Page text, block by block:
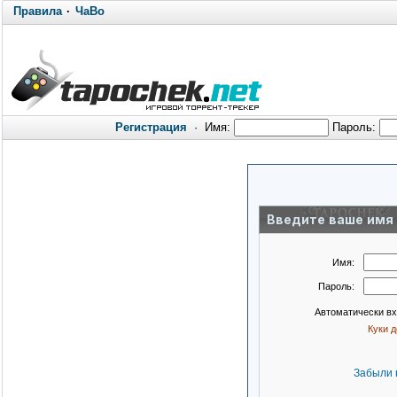
Правила· ЧаВо
Регистрация · Имя: Пароль:
Введите ваше имя
Имя:
Пароль:
Автоматически
Куки
Забыли